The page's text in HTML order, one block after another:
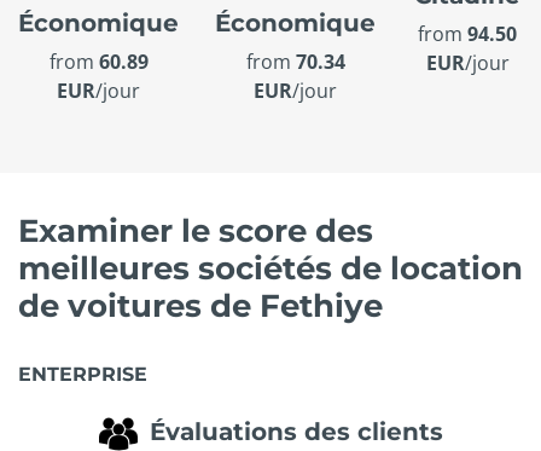
Économique
from 60.89
EUR/jour
Économique
from 70.34
EUR/jour
from 94.50
EUR/jour
Examiner le score des
meilleures sociétés de location
de voitures de Fethiye
ENTERPRISE
Évaluations des clients